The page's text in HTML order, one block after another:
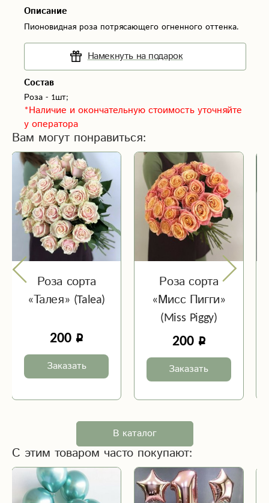
Описание
Пионовидная роза потрясающего огненного оттенка.
Намекнуть на подарок
Состав
Роза - 1шт;
*Наличие и окончательную стоимость уточняйте
у оператора
Вам могут понравиться:
Роза сорта
«Талея» (Talea)
200
Заказать
Роза сорта
«Мисс Пигги»
(Miss Piggy)
200
Заказать
В каталог
С этим товаром часто покупают: